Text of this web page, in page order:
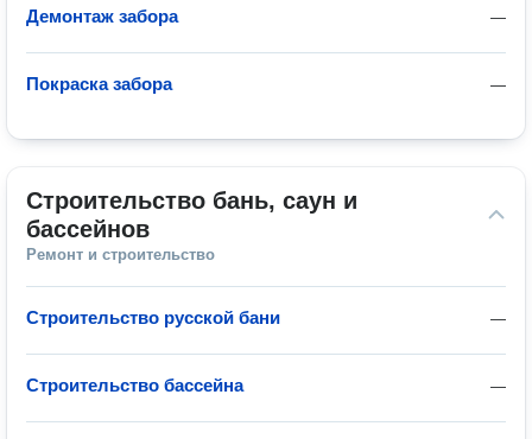
—
Демонтаж забора
—
Покраска забора
Строительство бань, саун и
бассейнов
Ремонт и строительство
—
Строительство русской бани
—
Строительство бассейна